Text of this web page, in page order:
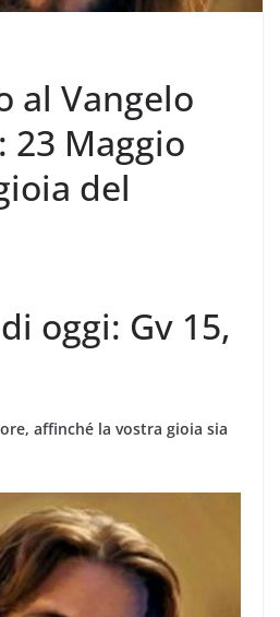
al Vangelo
23 Maggio
del
oggi: Gv 15,
affinché la vostra gioia sia